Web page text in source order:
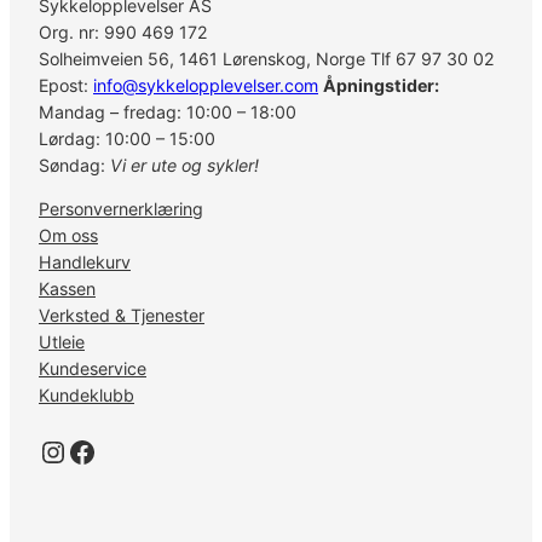
Sykkelopplevelser AS
Org. nr: 990 469 172
Solheimveien 56, 1461 Lørenskog, Norge Tlf 67 97 30 02
Epost: info@sykkelopplevelser.com Åpningstider:
Mandag – fredag: 10:00 – 18:00
Lørdag: 10:00 – 15:00
Søndag: Vi er ute og sykler!
Personvernerklæring
Om oss
Handlekurv
Kassen
Verksted & Tjenester
Utleie
Kundeservice
Kundeklubb
Instagram Facebook